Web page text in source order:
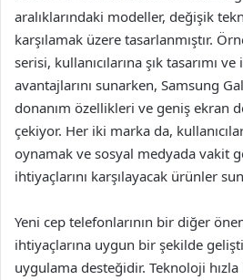
aralıklarındaki modeller, değişik
karşılamak üzere tasarlanmıştır.
serisi, kullanıcılarına şık tasarımı
avantajlarını sunarken, Samsung
donanım özellikleri ve geniş ekran
çekiyor. Her iki marka da,
oynamak ve sosyal medyada vakit
ihtiyaçlarını karşılayacak ürünler
Yeni cep telefonlarının bir diğer
ihtiyaçlarına uygun bir şekilde
uygulama desteğidir. Teknoloji